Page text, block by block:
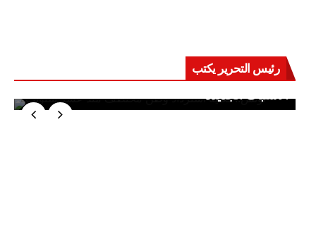
رئيس التحرير يكتب
حرب على العقول.. حادثة دمياط تكشف قواعد
الاشتباك الجديدة